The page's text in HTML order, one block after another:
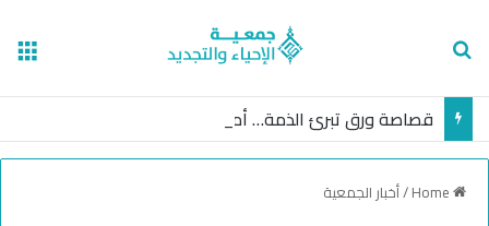
قصاصة ورق تبرئ الذمة… أم عدالة غائبة؟
/أخبار الجمعية